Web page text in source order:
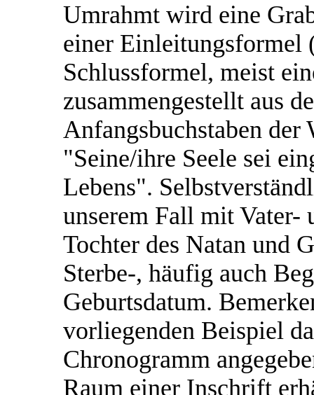
Umrahmt wird eine
einer Einleitungsformel
Schlussformel, meist
zusammengestellt aus
Anfangsbuchstaben der
"Seine/ihre Seele sei
Lebens".
unserem Fall mit Vater-
Tochter des Natan und
Sterbe-, häufig auch
Geburtsdatum.
vorliegenden Beispiel
Chronogramm
Raum einer Inschrift